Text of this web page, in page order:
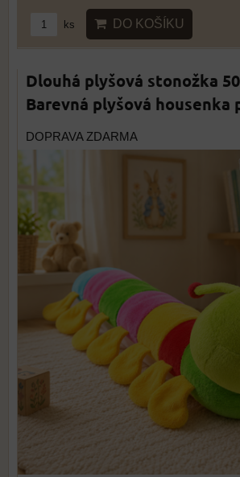
ks DO KOŠÍKU
Dlouhá plyšová stonožka
Barevná plyšová housenka
DOPRAVA ZDARMA